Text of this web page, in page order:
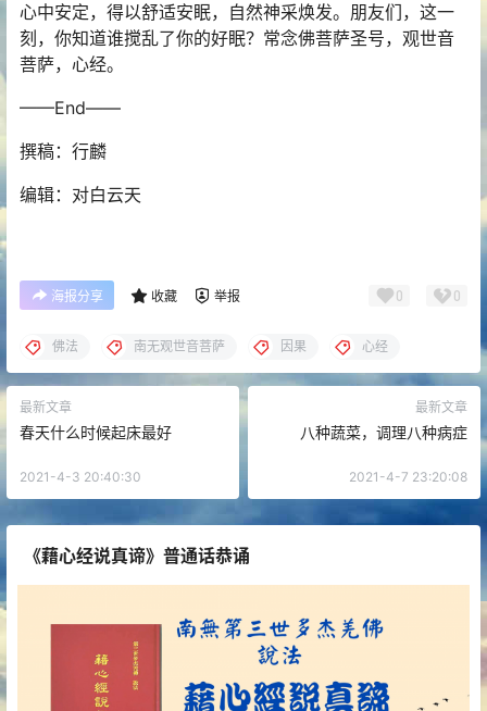
心中安定，得以舒适安眠，自然神采焕发。朋友们，这一
刻，你知道谁搅乱了你的好眠？常念佛菩萨圣号，观世音
菩萨，心经。
——End——
撰稿：行麟
编辑：对白云天
海报分享 收藏 举报 0 0
佛法 南无观世音菩萨 因果 心经
最新文章
春天什么时候起床最好
2021-4-3 20:40:30
最新文章
八种蔬菜，调理八种病症
2021-4-7 23:20:08
《藉心经说真谛》普通话恭诵